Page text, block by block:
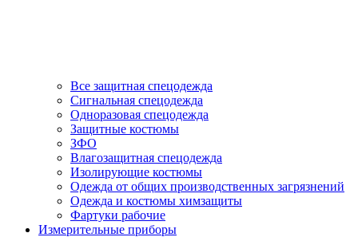
Все защитная спецодежда
Сигнальная спецодежда
Одноразовая спецодежда
Защитные костюмы
ЗФО
Влагозащитная спецодежда
Изолирующие костюмы
Одежда от общих производственных загрязнений
Одежда и костюмы химзащиты
Фартуки рабочие
Измерительные приборы